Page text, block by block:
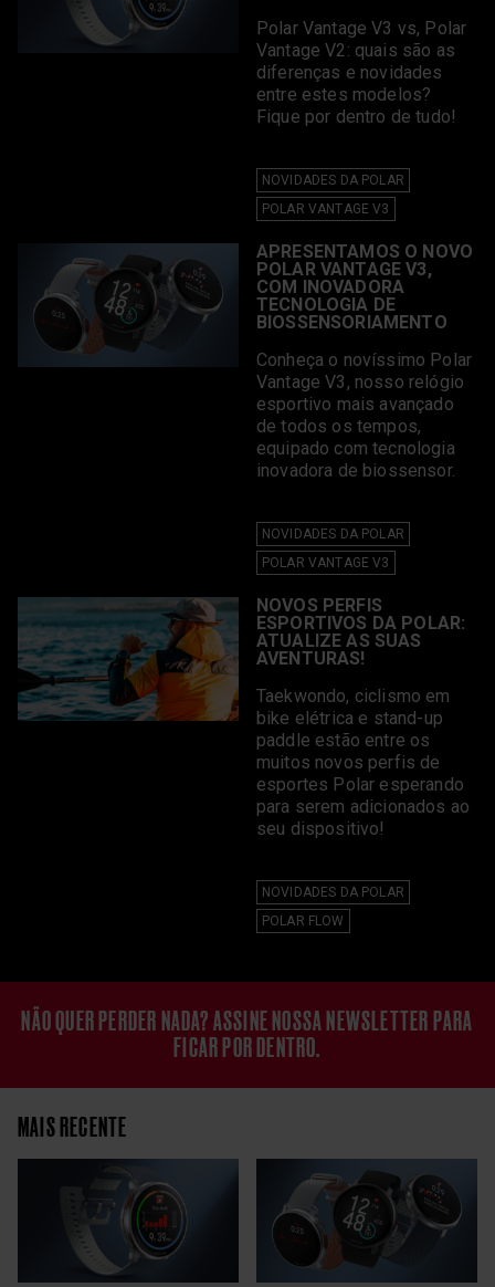
Embaixadores Polar
Esportes de
Endurance
Lançamento
Maratona
Maternidade
monitoramento
cardíaco em grupo
Mulheres
Relógio com GPS
Relógio de Corrida
Relógio para Natação
Ritmo
Saúde
Sono
Técnica de Corrida
Tecnologia
Teste de Performance
de Corrida
Thiago Vinhal
Treinos
Treinos de cardio
Triathlon
Vantage
Variabilidade da
Frequência Cardíaca
VFC
VO2Máx
LIMPAR SELEÇÃO
Polar Vantage V3 vs, Polar
Vantage V2: quais são as
diferenças e novidades
entre estes modelos?
Fique por dentro de tudo!
NOVIDADES DA POLAR
POLAR VANTAGE V3
APRESENTAMOS O NOVO
POLAR VANTAGE V3,
COM INOVADORA
TECNOLOGIA DE
BIOSSENSORIAMENTO
Conheça o novíssimo Polar
Vantage V3, nosso relógio
esportivo mais avançado
de todos os tempos,
equipado com tecnologia
inovadora de biossensor.
NOVIDADES DA POLAR
POLAR VANTAGE V3
NOVOS PERFIS
ESPORTIVOS DA POLAR:
ATUALIZE AS SUAS
AVENTURAS!
Taekwondo, ciclismo em
bike elétrica e stand-up
paddle estão entre os
muitos novos perfis de
esportes Polar esperando
para serem adicionados ao
seu dispositivo!
NOVIDADES DA POLAR
POLAR FLOW
NÃO QUER PERDER NADA? ASSINE NOSSA NEWSLETTER PARA
FICAR POR DENTRO.
MAIS RECENTE